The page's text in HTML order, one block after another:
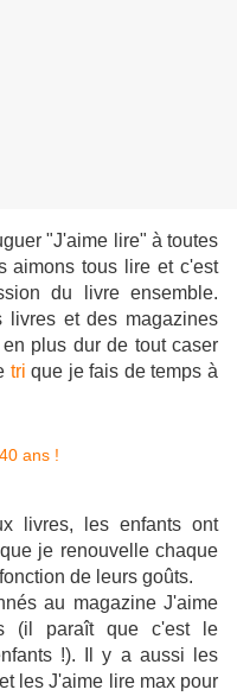
"J'aime lire" à toutes
aimons tous lire et c'est
du livre ensemble.
livres et des magazines
plus dur de tout caser
tri que je fais de temps à
livres, les enfants ont
je renouvelle chaque
de leurs goûts.
au magazine J'aime
(il paraît que c'est le
!). Il y a aussi les
les J'aime lire max pour